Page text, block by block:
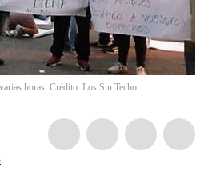
horas. Crédito: Los Sin Techo.